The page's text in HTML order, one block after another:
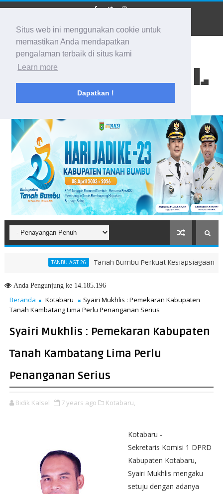
Situs web ini menggunakan cookie untuk
memastikan Anda mendapatkan
pengalaman terbaik di situs kami
Learn more
Dapatkan !
BIDIK KALSEL
Membidik Ke Segala Arah
TANBU AGT 26 Tanah Bumbu Perkuat Kesiapsiagaan
Membangun Generasi Qur’ani
AndaPengunjung ke 14.185.196
Beranda Kotabaru
Syairi Mukhlis : Pemekaran Kabupaten
Tanah Kambatang Lima Perlu Penanganan Serius
Syairi Mukhlis : Pemekaran Kabupaten
Tanah Kambatang Lima Perlu
Penanganan Serius
Bidik Kalsel 7 years ago Kotabaru,
Kotabaru -
Sekretaris Komisi 1 DPRD
Kabupaten Kotabaru,
Syairi Mukhlis mengaku
setuju dengan adanya